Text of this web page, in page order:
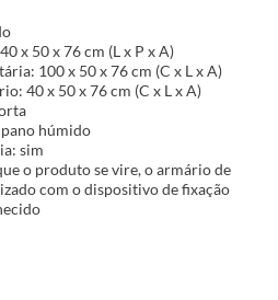
x 50 x 76 cm (L x P x A)
100 x 50 x 76 cm (C x L x A)
40 x 50 x 76 cm (C x L x A)
húmido
sim
o produto se vire, o armário de
com o dispositivo de fixação